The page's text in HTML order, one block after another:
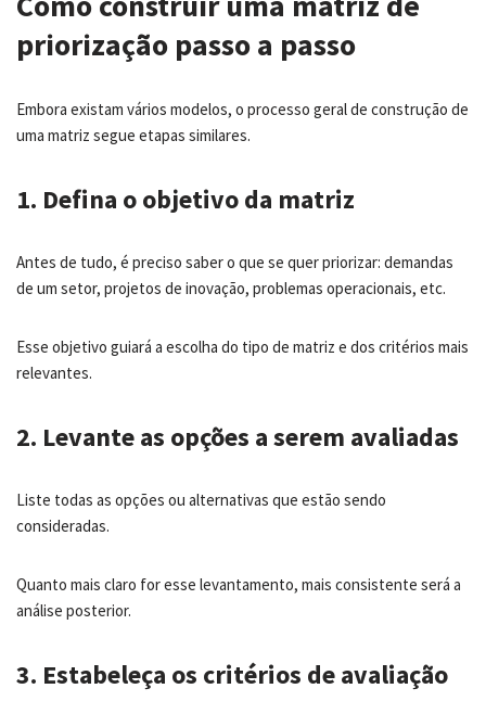
priorização passo a passo
Embora existam vários modelos, o processo geral de construção de
uma matriz segue etapas similares.
1. Defina o objetivo da matriz
Antes de tudo, é preciso saber o que se quer priorizar: demandas
de um setor, projetos de inovação, problemas operacionais, etc.
Esse objetivo guiará a escolha do tipo de matriz e dos critérios mais
relevantes.
2. Levante as opções a serem avaliadas
Liste todas as opções ou alternativas que estão sendo
consideradas.
Quanto mais claro for esse levantamento, mais consistente será a
análise posterior.
3. Estabeleça os critérios de avaliação